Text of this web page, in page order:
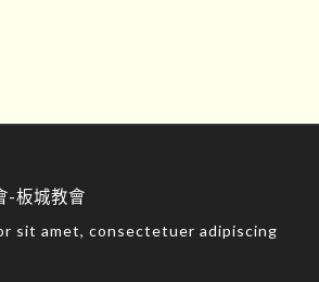
-板城教會
sit amet, consectetuer adipiscing